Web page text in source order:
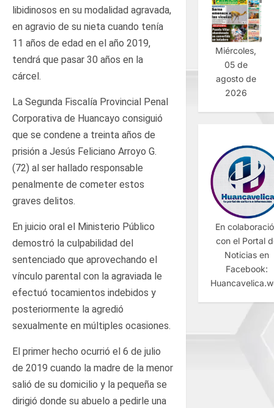
libidinosos en su modalidad agravada,
en agravio de su nieta cuando tenía
11 años de edad en el año 2019,
tendrá que pasar 30 años en la
cárcel.
La Segunda Fiscalía Provincial Penal
Corporativa de Huancayo consiguió
que se condene a treinta años de
prisión a Jesús Feliciano Arroyo G.
(72) al ser hallado responsable
penalmente de cometer estos
graves delitos.
En juicio oral el Ministerio Público
demostró la culpabilidad del
sentenciado que aprovechando el
vínculo parental con la agraviada le
efectuó tocamientos indebidos y
posteriormente la agredió
sexualmente en múltiples ocasiones.
El primer hecho ocurrió el 6 de julio
de 2019 cuando la madre de la menor
salió de su domicilio y la pequeña se
dirigió donde su abuelo a pedirle una
Miércoles,
05 de
agosto de
2026
En
con el Portal
Noticias en
Facebook: